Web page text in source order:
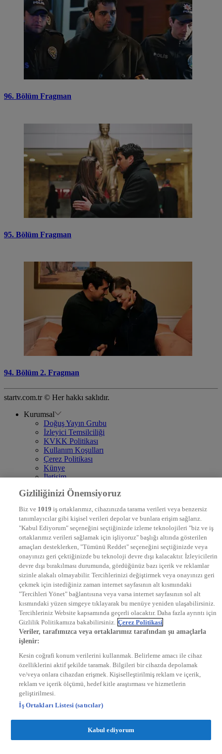
96. Bölüm Fragman
95. Bölüm Fragman
94. Bölüm 2. Fragman
startv.com.tr © Her hakkı saklıdır.
Kurumsal
Doğuş Yayın Grubu
İzleyici Temsilciliği
KVKK Politikası
Kullanım Koşulları
Çerez Politikası
Künye
İletişim
DYG Televizyonlar
STAR
EURO STAR
KRAL POP TV
DYG Radyolar
NTV RADYO
KRAL FM
KRAL POP
EKSEN
VOYAGE
DYG Dijital
ntv.com.tr
ntvspor.net
secim.ntv.com.tr
startv.com.tr
kralmuzik.com.tr
Gizliliğinizi Önemsiyoruz
Biz ve 1019 iş ortaklarımız, cihazınızda tarama verileri veya benzersiz
tanımlayıcılar gibi kişisel verileri depolar ve bunlara erişim sağlarız.
"Kabul Ediyorum" seçeneğini seçtiğinizde izleme teknolojileri "biz ve iş
ortaklarımız verileri sağlamak için işliyoruz" başlığı altında gösterilen
amaçları desteklerken, "Tümünü Reddet" seçeneğini seçtiğinizde veya
onayınızı geri çektiğinizde bu teknoloji devre dışı kalacaktır. İzleyicilerin
devre dışı bırakılması durumunda, gördüğünüz bazı içerik ve reklamlar
sizinle alakalı olmayabilir. Tercihlerinizi değiştirmek veya onayınızı geri
çekmek için istediğiniz zaman internet sayfasının alt kısmındaki
"Tercihleri Yönet" bağlantısına veya varsa internet sayfasının sol alt
kısmındaki yüzen simgeye tıklayarak bu menüye yeniden ulaşabilirsiniz.
Tercihleriniz Website kapsamında geçerli olacaktır. Daha fazla ayrıntı için
Gizlilik Politikamıza bakabilirsiniz. Çerez Politikasi
Veriler, tarafımızca veya ortaklarımız tarafından şu amaçlarla
işlenir:
Kesin coğrafi konum verilerini kullanmak. Belirleme amacı ile cihaz
özelliklerini aktif şekilde taramak. Bilgileri bir cihazda depolamak
ve/veya onlara cihazdan erişmek. Kişiselleştirilmiş reklam ve içerik,
reklam ve içerik ölçümü, hedef kitle araştırması ve hizmetlerin
geliştirilmesi.
İş Ortakları Listesi (satıcılar)
Kabul ediyorum